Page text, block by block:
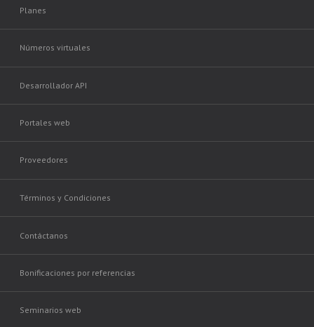
Planes
Números virtuales
Desarrollador API
Portales web
Proveedores
Términos y Condiciones
Contáctanos
Bonificaciones por referencias
Seminarios web